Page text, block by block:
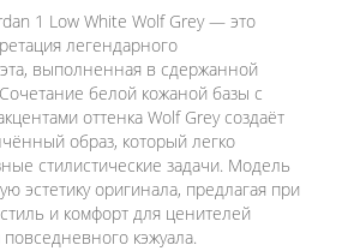
1 Low White Wolf Grey — это
легендарного
выполненная в сдержанной
белой кожаной базы с
оттенка Wolf Grey создаёт
образ, который легко
стилистические задачи. Модель
эстетику оригинала, предлагая при
и комфорт для ценителей
кэжуала.